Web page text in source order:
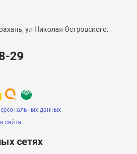
ул Николая Островского,
29
данных
сайта
сетях